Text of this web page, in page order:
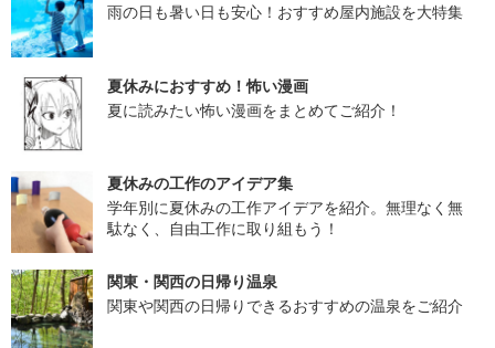
雨の日も暑い日も安心！おすすめ屋内施設を大特集
夏休みにおすすめ！怖い漫画
夏に読みたい怖い漫画をまとめてご紹介！
夏休みの工作のアイデア集
学年別に夏休みの工作アイデアを紹介。無理なく無
駄なく、自由工作に取り組もう！
関東・関西の日帰り温泉
関東や関西の日帰りできるおすすめの温泉をご紹介